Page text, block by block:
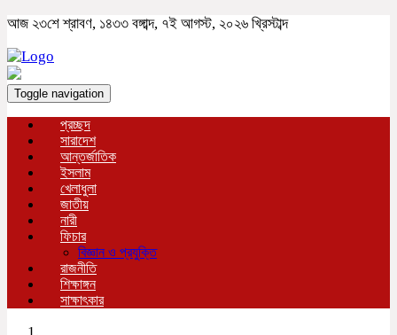
আজ ২৩শে শ্রাবণ, ১৪৩৩ বঙ্গাব্দ, ৭ই আগস্ট, ২০২৬ খ্রিস্টাব্দ
Toggle navigation
প্রচ্ছদ
সারাদেশ
আন্তর্জাতিক
ইসলাম
খেলাধুলা
জাতীয়
নারী
ফিচার
বিজ্ঞান ও প্রযুক্তি
রাজনীতি
শিক্ষাঙ্গন
সাক্ষাৎকার